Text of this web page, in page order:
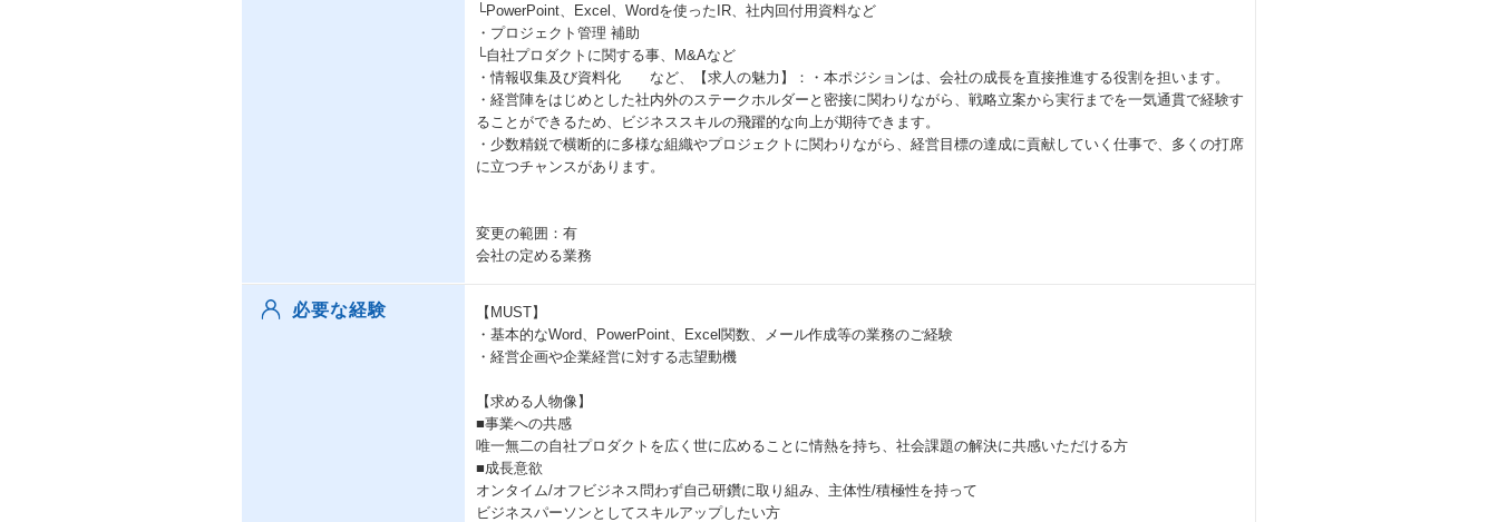
└PowerPoint、Excel、Wordを使ったIR、社内回付用資料など
・プロジェクト管理 補助
└自社プロダクトに関する事、M&Aなど
・情報収集及び資料化 など、【求人の魅力】：・本ポジションは、会社の成長を直接推進する役割を担います。
・経営陣をはじめとした社内外のステークホルダーと密接に関わりながら、戦略立案から実行までを一気通貫で経験す
ることができるため、ビジネススキルの飛躍的な向上が期待できます。
・少数精鋭で横断的に多様な組織やプロジェクトに関わりながら、経営目標の達成に貢献していく仕事で、多くの打席
に立つチャンスがあります。
変更の範囲：有
会社の定める業務
必要な経験
【MUST】
・基本的なWord、PowerPoint、Excel関数、メール作成等の業務のご経験
・経営企画や企業経営に対する志望動機
【求める人物像】
■事業への共感
唯一無二の自社プロダクトを広く世に広めることに情熱を持ち、社会課題の解決に共感いただける方
■成長意欲
オンタイム/オフビジネス問わず自己研鑽に取り組み、主体性/積極性を持って
ビジネスパーソンとしてスキルアップしたい方